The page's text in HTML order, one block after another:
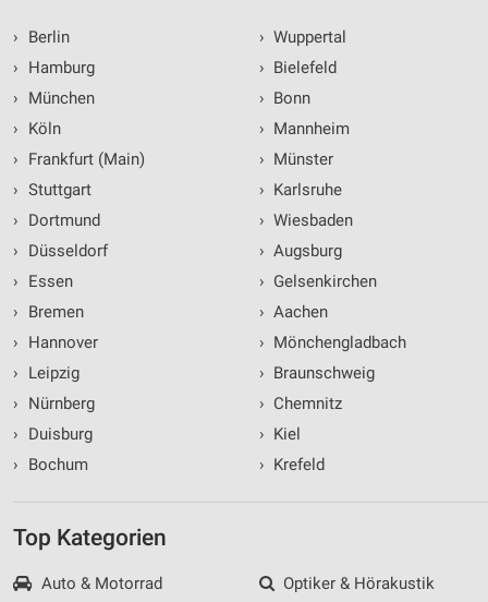
›
Berlin
›
Hamburg
›
München
›
Köln
›
Frankfurt (Main)
› Stuttgart
›
Dortmund
›
Düsseldorf
›
Essen
›
Bremen
›
Hannover
›
Leipzig
›
Nürnberg
›
Duisburg
›
Bochum
› Wuppertal
› Bielefeld
› Bonn
› Mannheim
› Münster
› Karlsruhe
› Wiesbaden
› Augsburg
› Gelsenkirchen
› Aachen
› Mönchengladbach
› Braunschweig
› Chemnitz
› Kiel
› Krefeld
Top Kategorien
Auto & Motorrad
Optiker & Hörakustik